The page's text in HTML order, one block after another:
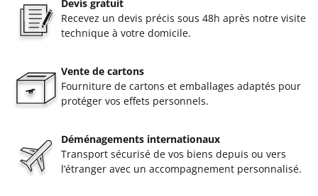
Devis gratuit
Recevez un devis précis sous 48h après notre visite
technique à votre domicile.
Vente de cartons
Fourniture de cartons et emballages adaptés pour
protéger vos effets personnels.
Déménagements internationaux
Transport sécurisé de vos biens depuis ou vers
l’étranger avec un accompagnement personnalisé.